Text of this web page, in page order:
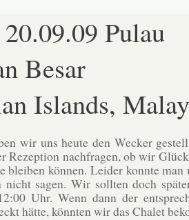
Pulau
Besar
Islands,
wir uns heute den Wecker
Rezeption nachfragen, ob wir
bleiben können. Leider konnte man
nicht sagen. Wir sollten doch
Uhr. Wenn dann der
hätte, könnten wir das Chalet